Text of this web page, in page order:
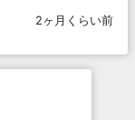
2ヶ月くらい前